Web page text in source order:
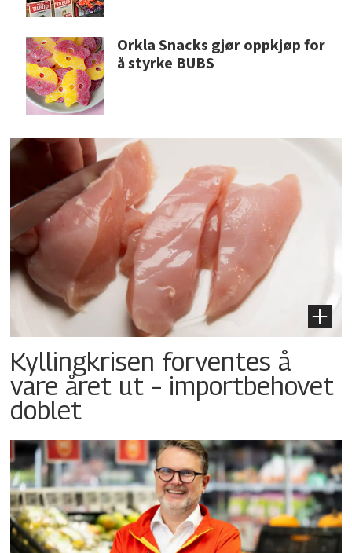
Orkla Snacks gjør oppkjøp for
å styrke BUBS
Kyllingkrisen forventes å
vare året ut – importbehovet
doblet